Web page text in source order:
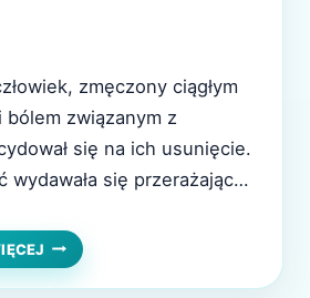
zmęczony ciągłym
związanym z
się na ich usunięcie.
wydawała się przerażająca,
i znacząco poprawiając
ustnej. Ta historia
USUWANIE
ÓSEMEK
A